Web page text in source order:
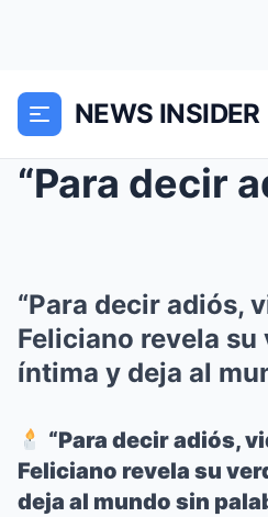
NEWS INSIDER
“Para decir adiós,
Feliciano revela su
íntima y deja al
“Para decir adiós,
Feliciano revela su
deja al mundo sin